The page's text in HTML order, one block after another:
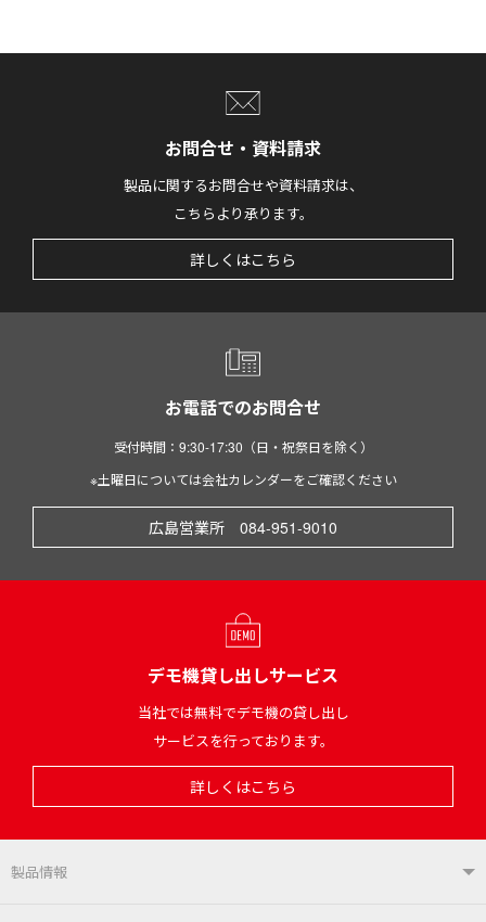
お問合せ・資料請求
製品に関するお問合せや資料請求は、
こちらより承ります。
詳しくはこちら
お電話でのお問合せ
受付時間：9:30-17:30（日・祝祭日を除く）
※土曜日については会社カレンダーをご確認ください
広島営業所 084-951-9010
デモ機貸し出しサービス
当社では無料でデモ機の貸し出し
サービスを行っております。
詳しくはこちら
製品情報